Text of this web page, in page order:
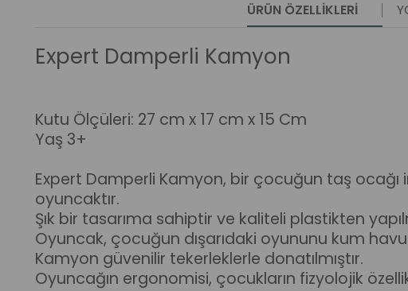
ÜRÜN ÖZELLIKLERI
Expert Damperli Kamyon
Kutu Ölçüleri: 27 cm x 17 cm x 15 Cm
Yaş 3+
Expert Damperli Kamyon, bir çocuğun taş
oyuncaktır.
Şık bir tasarıma sahiptir ve kaliteli plastikten
Oyuncak, çocuğun dışarıdaki oyununu kum
Kamyon güvenilir tekerleklerle donatılmıştır.
Oyuncağın ergonomisi, çocukların fizyolojik